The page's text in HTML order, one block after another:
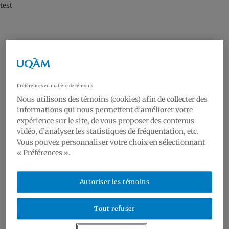
test
Préférences en matière de témoins
Nous utilisons des témoins (cookies) afin de collecter des
informations qui nous permettent d’améliorer votre
expérience sur le site, de vous proposer des contenus
vidéo, d’analyser les statistiques de fréquentation, etc.
Vous pouvez personnaliser votre choix en sélectionnant
« Préférences ».
Tout refuser
Autoriser les témoins